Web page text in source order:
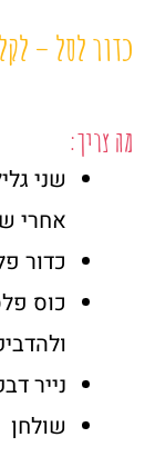
כדור לסל –
מה צריך:
שני
אחרי
כדור
כוס
נייר
שולחן